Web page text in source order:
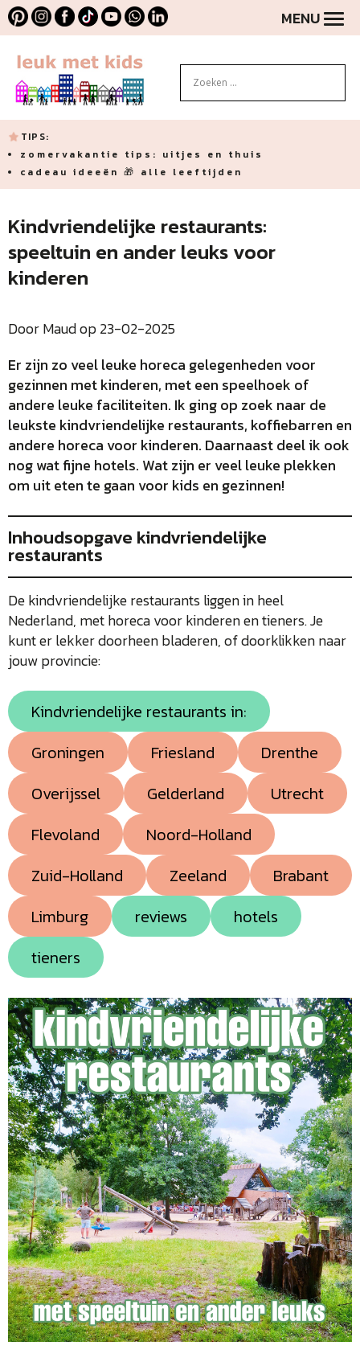
MENU
TIPS:
zomervakantie tips: uitjes en thuis
cadeau ideeën 🎁 alle leeftijden
Kindvriendelijke restaurants:
speeltuin en ander leuks voor
kinderen
Door Maud op 23-02-2025
Er zijn zo veel leuke horeca gelegenheden voor
gezinnen met kinderen, met een speelhoek of
andere leuke faciliteiten. Ik ging op zoek naar de
leukste kindvriendelijke restaurants, koffiebarren en
andere horeca voor kinderen. Daarnaast deel ik ook
nog wat fijne hotels. Wat zijn er veel leuke plekken
om uit eten te gaan voor kids en gezinnen!
Inhoudsopgave kindvriendelijke
restaurants
De kindvriendelijke restaurants liggen in heel
Nederland, met horeca voor kinderen en tieners. Je
kunt er lekker doorheen bladeren, of doorklikken naar
jouw provincie:
Kindvriendelijke restaurants in:
Groningen
Friesland
Drenthe
Overijssel
Gelderland
Utrecht
Flevoland
Noord-Holland
Zuid-Holland
Zeeland
Brabant
Limburg
reviews
hotels
tieners